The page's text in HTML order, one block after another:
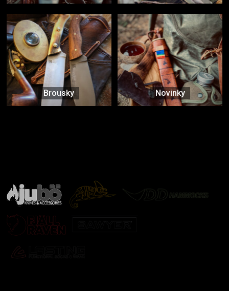
Brousky Novinky